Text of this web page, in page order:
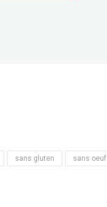
sans gluten sans oeuf